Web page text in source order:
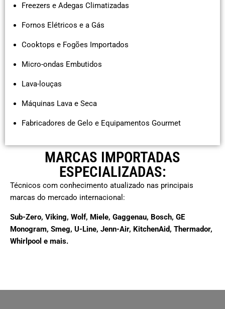
Freezers e Adegas Climatizadas
Fornos Elétricos e a Gás
Cooktops e Fogões Importados
Micro-ondas Embutidos
Lava-louças
Máquinas Lava e Seca
Fabricadores de Gelo e Equipamentos Gourmet
MARCAS IMPORTADAS
ESPECIALIZADAS:
Técnicos com conhecimento atualizado nas principais
marcas do mercado internacional:
Sub-Zero, Viking, Wolf, Miele, Gaggenau, Bosch, GE
Monogram, Smeg, U-Line, Jenn-Air, KitchenAid, Thermador,
Whirlpool e mais.